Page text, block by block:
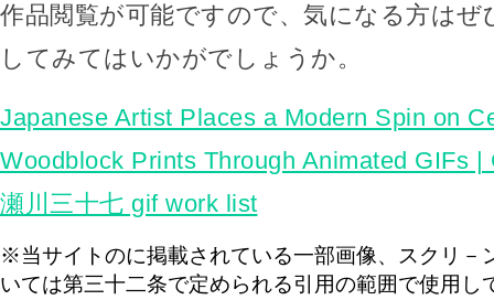
作品閲覧が可能ですので、気になる方はぜ
してみてはいかがでしょうか。
Japanese Artist Places a Modern Spin on
Woodblock Prints Through Animated GIFs |
瀬川三十七 gif work list
※当サイトのに掲載されている一部画像、スクリ－
いては第三十二条で定められる引用の範囲で使用し